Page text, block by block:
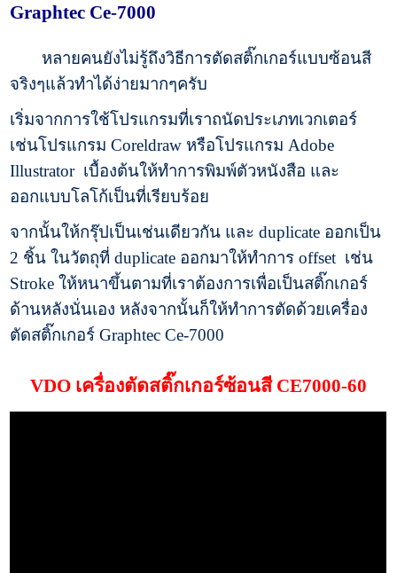
Graphtec Ce-7000
หลายคนยังไม่รู้ถึงวิธีการตัดสติ๊กเกอร์แบบซ้อนสี
จริงๆแล้วทำได้ง่ายมากๆครับ
เริ่มจากการใช้โปรแกรมที่เราถนัดประเภทเวกเตอร์
เช่นโปรแกรม Coreldraw หรือโปรแกรม Adobe
Illustrator เบื้องต้นให้ทำการพิมพ์ตัวหนังสือ และ
ออกแบบโลโก้เป็นที่เรียบร้อย
จากนั้นให้กรุ๊ปเป็นเช่นเดียวกัน และ duplicate ออกเป็น
2 ชิ้น ในวัตถุที่ duplicate ออกมาให้ทำการ offset เช่น
Stroke ให้หนาขึ้นตามที่เราต้องการเพื่อเป็นสติ๊กเกอร์
ด้านหลังนั่นเอง หลังจากนั้นก็ให้ทำการตัดด้วยเครื่อง
ตัดสติ๊กเกอร์ Graphtec Ce-7000
VDO เครื่องตัดสติ๊กเกอร์ซ้อนสี CE7000-60